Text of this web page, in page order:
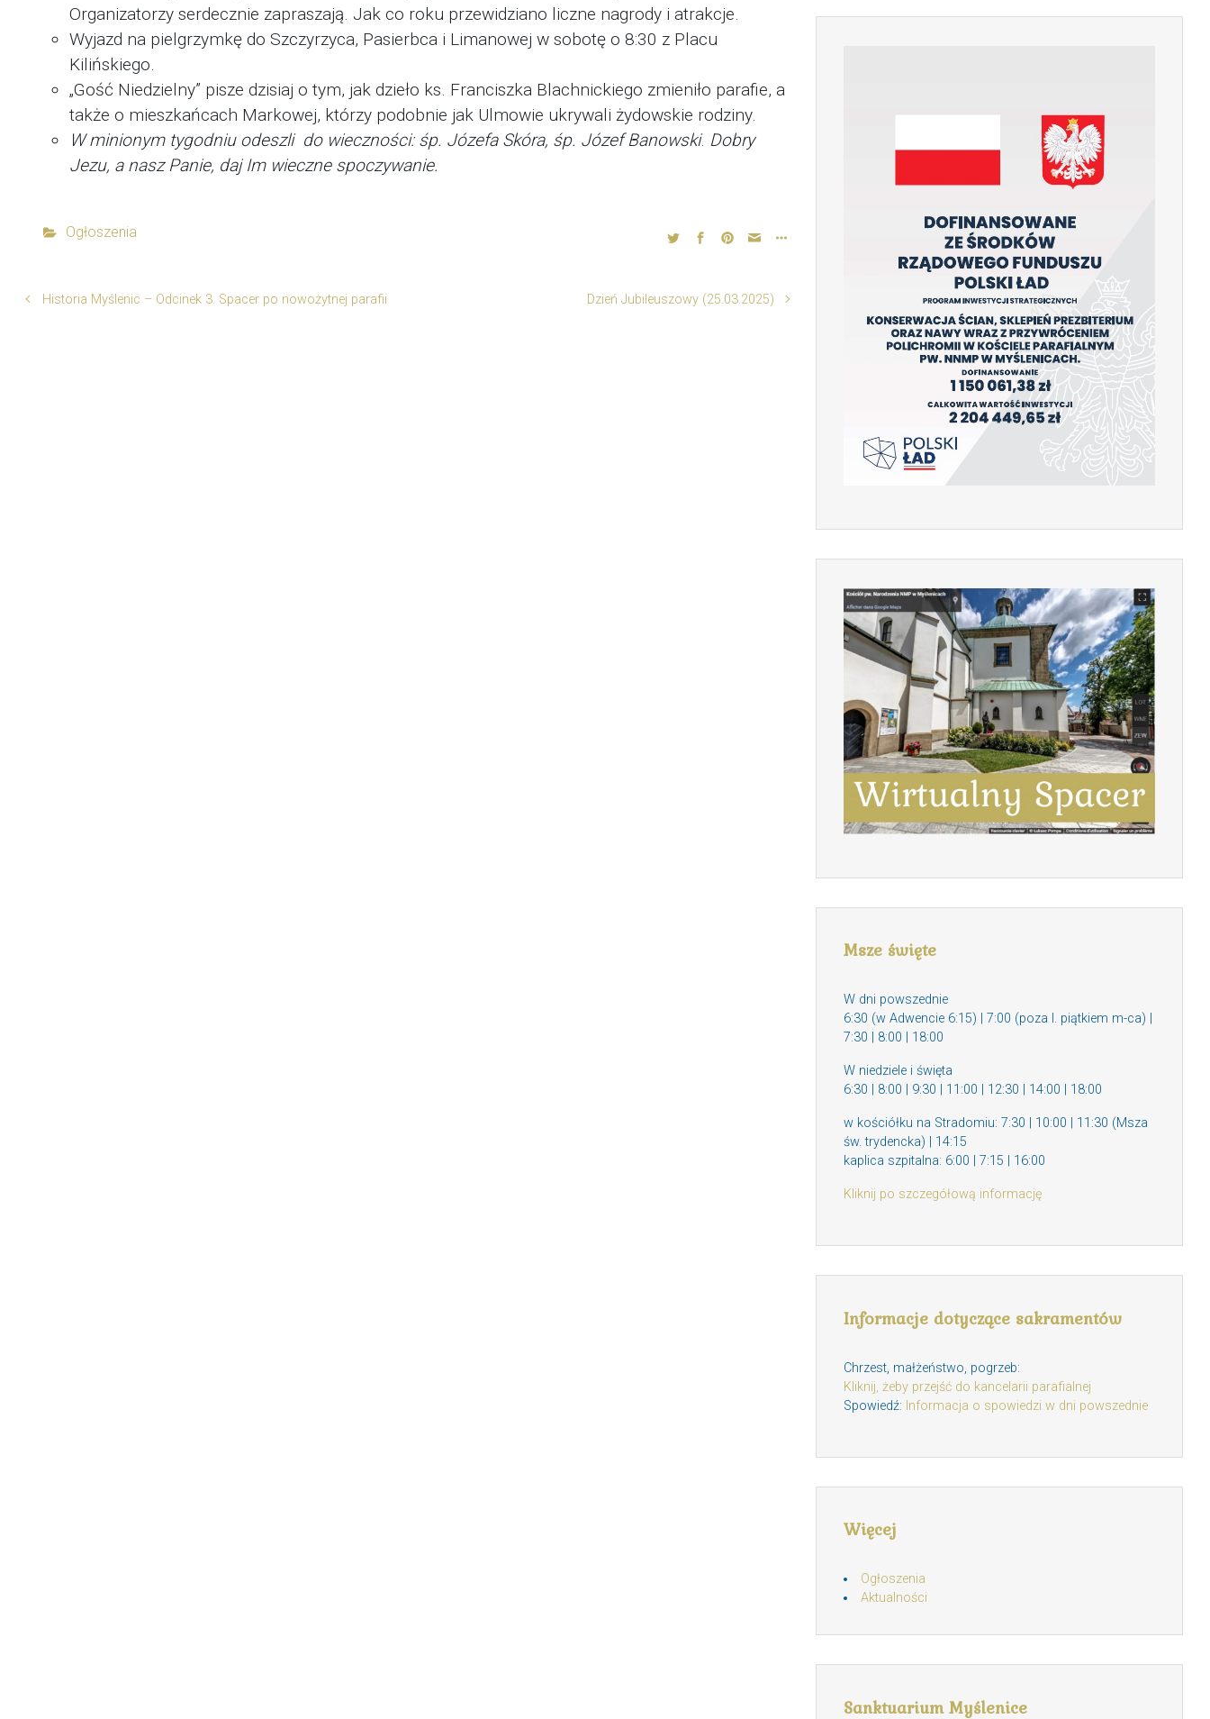
Organizatorzy serdecznie zapraszają. Jak co roku przewidziano liczne nagrody i atrakcje.
Wyjazd na pielgrzymkę do Szczyrzyca, Pasierbca i Limanowej w sobotę o 8:30 z Placu
Kilińskiego.
„Gość Niedzielny” pisze dzisiaj o tym, jak dzieło ks. Franciszka Blachnickiego zmieniło parafie, a
także o mieszkańcach Markowej, którzy podobnie jak Ulmowie ukrywali żydowskie rodziny.
W minionym tygodniu odeszli do wieczności: śp. Józefa Skóra, śp. Józef Banowski. Dobry
Jezu, a nasz Panie, daj Im wieczne spoczywanie.
Ogłoszenia
Historia Myślenic – Odcinek 3. Spacer po nowożytnej parafii Dzień Jubileuszowy (25.03.2025)
Msze święte
W dni powszednie
6:30 (w Adwencie 6:15) | 7:00 (poza I. piątkiem m-ca) |
7:30 | 8:00 | 18:00
W niedziele i święta
6:30 | 8:00 | 9:30 | 11:00 | 12:30 | 14:00 | 18:00
w kościółku na Stradomiu: 7:30 | 10:00 | 11:30 (Msza
św. trydencka) | 14:15
kaplica szpitalna: 6:00 | 7:15 | 16:00
Kliknij po szczegółową informację
Informacje dotyczące sakramentów
Chrzest, małżeństwo, pogrzeb:
Kliknij, żeby przejść do kancelarii parafialnej
Spowiedź: Informacja o spowiedzi w dni powszednie
Więcej
Ogłoszenia
Aktualności
Sanktuarium Myślenice